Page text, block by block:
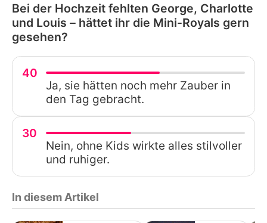
Bei der Hochzeit fehlten George, Charlotte
und Louis – hättet ihr die Mini-Royals gern
gesehen?
40
Ja, sie hätten noch mehr Zauber in
den Tag gebracht.
30
Nein, ohne Kids wirkte alles stilvoller
und ruhiger.
In diesem Artikel